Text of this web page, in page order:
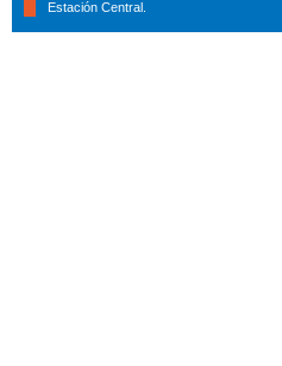
Estación Central.